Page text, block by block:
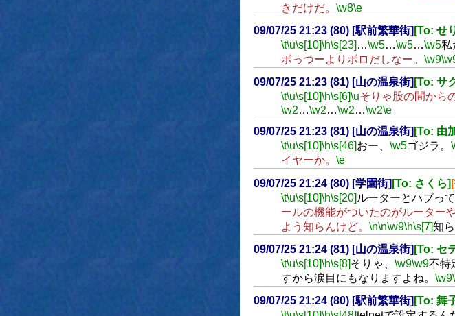
きだけだ。 \w8\e
09/07/25 21:23 (80) [駅前繁華街] [To: せ
\t\u\s[10]\h\s[23] …\w5…\w5…\w5私
ボっつーよりボロだしなー。 \w9
09/07/25 21:23 (81) [山の温泉街] [To: サ
\t\u\s[10]\h\s[6]\uそりゃ股の間から
\w2…\w2…\w2…\w2\e
09/07/25 21:23 (81) [山の温泉街] [To: 由
\t\u\s[10]\h\s[46]おー、 \w5ゴジラ。
イヤーか。 \e
09/07/25 21:24 (80) [学園街] [To: さくら]
\t\u\s[10]\h\s[20] ルーターとハブっ
ールの機能がついたのがルーターや
よう知らんけど。 \n\n\w9\h\s[7]知
09/07/25 21:24 (81) [山の温泉街] [To: セ
\t\u\s[10]\h\s[8]そりゃ、 \w9\w9不特
すから涙目にもなりますよね。 \w9
09/07/25 21:24 (80) [駅前繁華街] [To: 舞